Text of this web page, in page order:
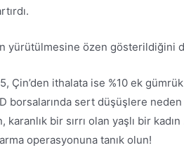
yürütülmesine özen gösterildiğini
Çin’den ithalata ise %10 ek
borsalarında sert düşüşlere
karanlık bir sırrı olan yaşlı bir
operasyonuna tanık olun!